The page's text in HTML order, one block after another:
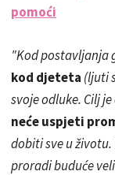
pomoći
"Kod postavljanja
kod djeteta (ljuti
svoje odluke. Cilj
neće uspjeti
dobiti sve u
proradi buduće